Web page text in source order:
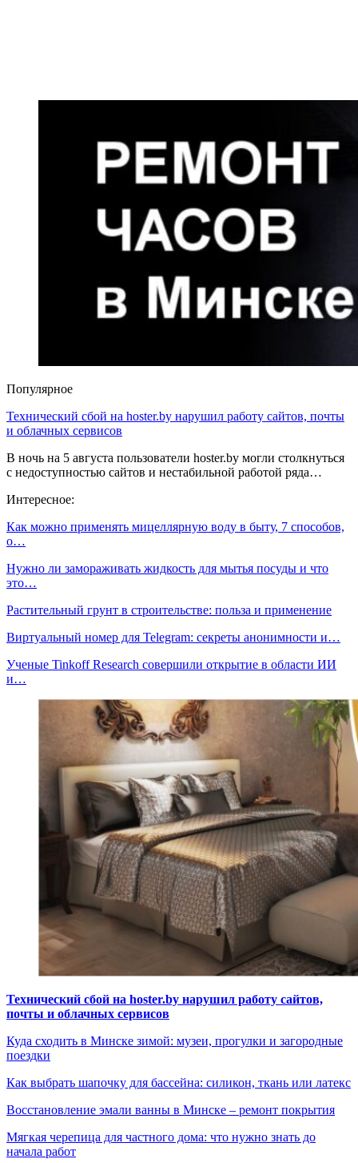
Популярное
Технический сбой на hoster.by нарушил работу сайтов, почты
и облачных сервисов
В ночь на 5 августа пользователи hoster.by могли столкнуться
с недоступностью сайтов и нестабильной работой ряда…
Интересное:
Как можно применять мицеллярную воду в быту, 7 способов,
о…
Нужно ли замораживать жидкость для мытья посуды и что
это…
Растительный грунт в строительстве: польза и применение
Виртуальный номер для Telegram: секреты анонимности и…
Ученые Tinkoff Research совершили открытие в области ИИ
и…
Технический сбой на hoster.by нарушил работу сайтов,
почты и облачных сервисов
Куда сходить в Минске зимой: музеи, прогулки и загородные
поездки
Как выбрать шапочку для бассейна: силикон, ткань или латекс
Восстановление эмали ванны в Минске – ремонт покрытия
Мягкая черепица для частного дома: что нужно знать до
начала работ